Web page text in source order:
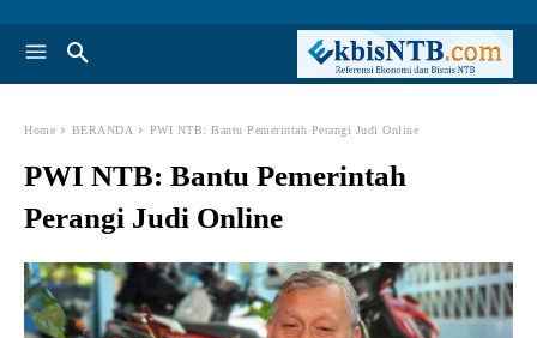
Home BERANDA PWI NTB: Bantu Pemerintah Perangi Judi Online
PWI NTB: Bantu Pemerintah
Perangi Judi Online